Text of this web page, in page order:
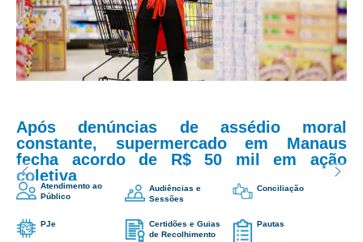
Servidores
Comitê de Segurança Permanente
Comitê de Combate ao Trabalho Infantil e de Estímulo à
Aprendizagem
Comitê de Prevenção e Enfrentamento do Assédio
Moral, do Assédio Sexual e da Discriminação
Comissão Permanente de Gestão Socioambiental
no Âmbito do TRT11
Email *
Assunto*
Mensagem*
Após denúncias de assédio moral
constante, supermercado em Manaus
fecha acordo de R$ 50 mil em ação
coletiva
Atendimento ao
Público
Audiências e
Sessões
Conciliação
PJe
Certidões e Guias
de Recolhimento
Pautas